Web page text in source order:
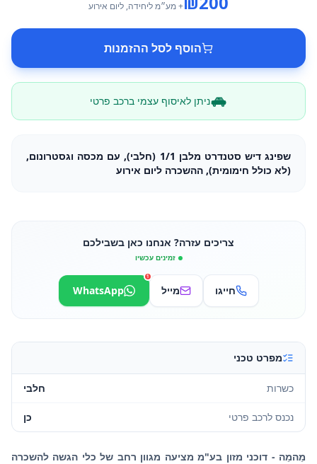
+ מע״מליחידה, ליום אירוע
הוסף לסל ההזמנות
ניתן לאיסוף עצמי ברכב פרטי
שפינג דיש סטנדרט מלבן 1/1 (חלבי), עם מכסה וגסטרונום,
(לא כולל חימומית), ההשכרה ליום אירוע
צריכים עזרה? אנחנו כאן בשבילכם
זמינים עכשיו
חייגו מייל WhatsApp
1
מפרט טכני
כשרות חלבי
נכנס לרכב פרטי כן
מֵהמֵה - דוכני מזון בע"מ מציעה מגוון רחב של כלי הגשה להשכרה